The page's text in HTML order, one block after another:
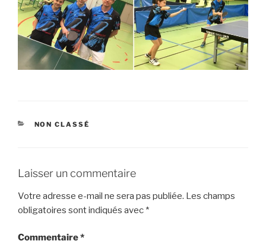
CATÉGORIES
NON CLASSÉ
Laisser un commentaire
Votre adresse e-mail ne sera pas publiée. Les champs
obligatoires sont indiqués avec *
Commentaire*